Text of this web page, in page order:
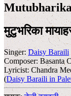
मुटुभरिका
Singer:Daisy Baraili
Composer:Basanta
Lyricist:Chandra
(Daisy Baraili in